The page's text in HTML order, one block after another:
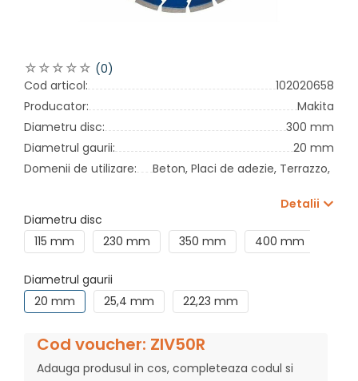
(0)
Cod articol:
102020658
Producator:
Makita
Diametru disc:
300 mm
Diametrul gaurii:
20 mm
Domenii de utilizare:
Beton, Placi de adezie, Terrazzo,
Detalii
Diametru disc
115 mm
230 mm 350 mm 400 mm
Diametrul gaurii
20 mm
25,4 mm 22,23 mm
Cod voucher: ZIV50R
Adauga produsul in cos, completeaza codul si